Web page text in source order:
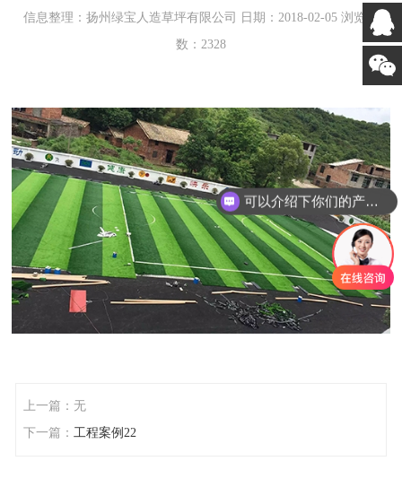
信息整理：扬州绿宝人造草坪有限公司 日期：2018-02-05 浏览次
数：2328
上一篇：无
下一篇：工程案例22
可以介绍下你们的产品么